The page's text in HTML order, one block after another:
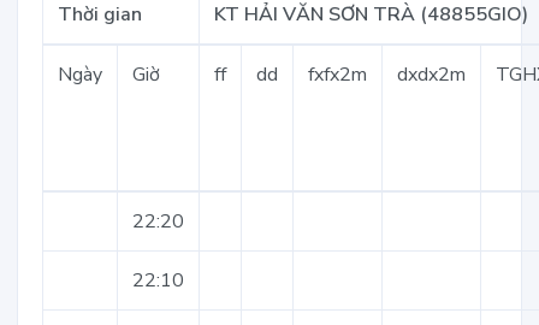
Thời gian KT HẢI VĂN SƠN TRÀ (48855GIO)
Ngày Giờ ff dd fxfx2m dxdx2m
22:20
22:10